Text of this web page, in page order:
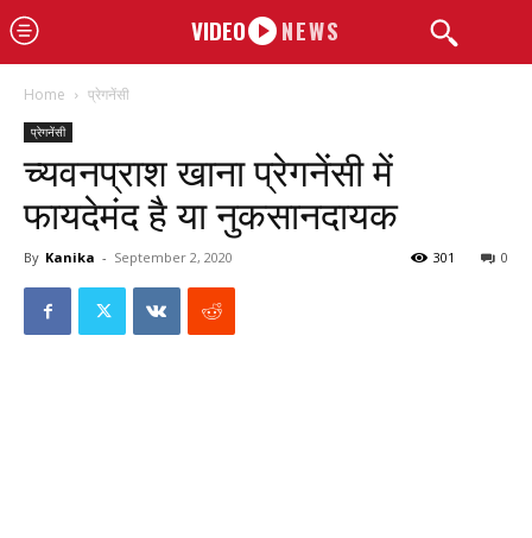
VIDEO NEWS
Home प्रेगनेंसी
प्रेगनेंसी
च्यवनप्राश खाना प्रेगनेंसी में
फायदेमंद है या नुकसानदायक
By Kanika - September 2, 2020 0
301